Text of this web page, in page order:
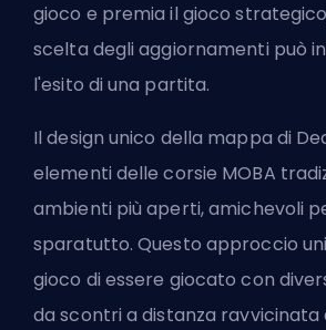
gioco e premia il gioco
scelta degli aggiornamenti può
l'esito di una partita.
Il design unico della mappa di
elementi delle corsie MOBA
ambienti più aperti, amichevoli
sparatutto. Questo approccio
gioco di essere giocato con
da scontri a distanza ravvicinata